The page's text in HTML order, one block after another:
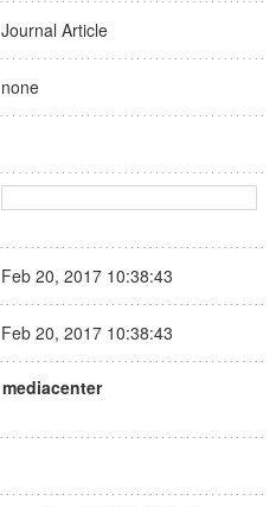
Journal Article
none
Feb 20, 2017 10:38:43
Feb 20, 2017 10:38:43
mediacenter